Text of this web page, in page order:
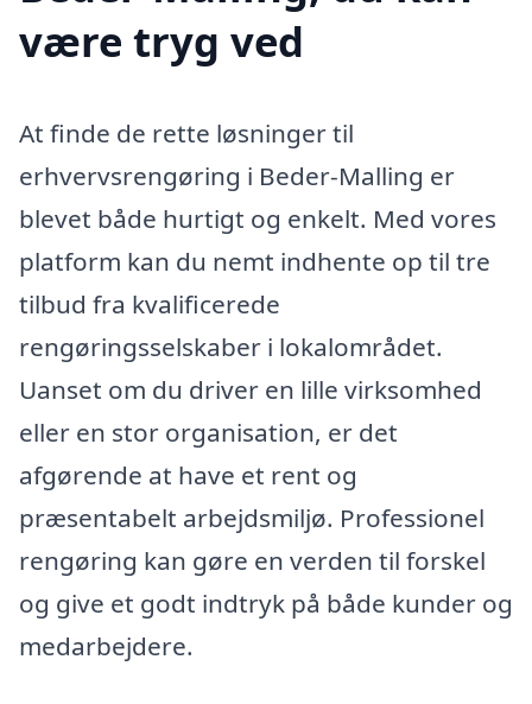
være tryg ved
At finde de rette løsninger til
erhvervsrengøring i Beder-Malling er
blevet både hurtigt og enkelt. Med vores
platform kan du nemt indhente op til tre
tilbud fra kvalificerede
rengøringsselskaber i lokalområdet.
Uanset om du driver en lille virksomhed
eller en stor organisation, er det
afgørende at have et rent og
præsentabelt arbejdsmiljø. Professionel
rengøring kan gøre en verden til forskel
og give et godt indtryk på både kunder og
medarbejdere.